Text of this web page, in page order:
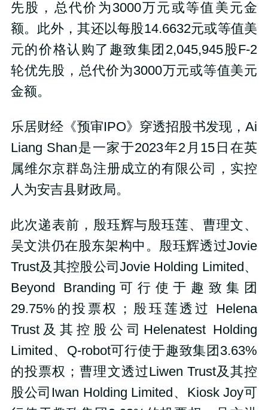
先股，总代价为3000万元或等值美元金
额。此外，其还以每股14.6632元或等值美
元的价格认购了趣致集团2,045,945股F-2
轮优先股，总代价为3000万元或等值美元
金额。
乐居财经《预审IPO》穿透招股书发现，Ai
Liang Shan是一家于2023年2月15日在英
属维尔京群岛注册成立的有限公司，实控
人为安吉县财政局。
此次递表前，殷珏辉与殷珏莲、曹理文、
吴文洪仍在股东架构中。殷珏辉透过Jovie
Trust及其控股公司Jovie Holding Limited、
Beyond Branding可行使于趣致集团
29.75%的投票权；殷珏莲透过 Helena
Trust及其控股公司Helenatest Holding
Limited、Q-robot可行使于趣致集团3.63%
的投票权；曹理文透过Liwen Trust及其控
股公司Iwan Holding Limited、Kiosk Joy可